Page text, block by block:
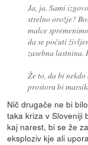
Ja, ja. Sami
strelno orožje?
malce
da se počuti
zasebna lastnina.
Že to, da bi
prostoru bi
Nič drugače ne bi
taka kriza v Sloveniji
kaj narest, bi se že
eksploziv kje ali